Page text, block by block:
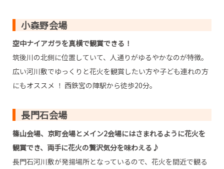
小森野会場
空中ナイアガラを真横で観賞できる！
筑後川の北側に位置していて、人通りがゆるやかなのが特徴。
広い河川敷でゆっくりと花火を観賞したい方や子ども連れの方
にもオススメ ！ 西鉄宮の陣駅から徒歩20分。
長門石会場
篠山会場、京町会場とメイン2会場にはさまれるように花火を
観賞でき、両手に花火の贅沢気分を味わえる♪
長門石河川敷が発揚場所となっているので、花火を間近で観る